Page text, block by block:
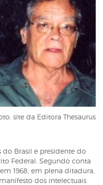
site da Editora Thesaurus
Brasil e presidente do
Federal. Segundo conta
1968, em plena ditadura,
dos intelectuais